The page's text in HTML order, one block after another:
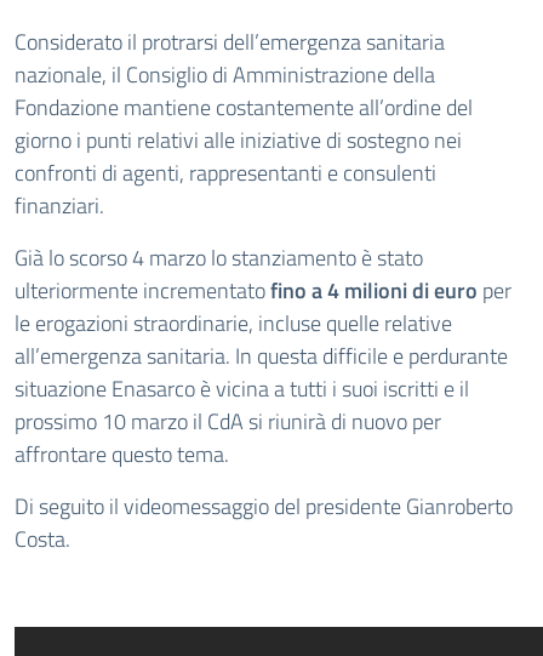
Considerato il protrarsi dell’emergenza sanitaria
nazionale, il Consiglio di Amministrazione della
Fondazione mantiene costantemente all’ordine del
giorno i punti relativi alle iniziative di sostegno nei
confronti di agenti, rappresentanti e consulenti
finanziari.
Già lo scorso 4 marzo lo stanziamento è stato
ulteriormente incrementatofino a 4 milioni di euro per
le erogazioni straordinarie, incluse quelle relative
all’emergenza sanitaria. In questa difficile e perdurante
situazione Enasarco è vicina a tutti i suoi iscritti e il
prossimo 10 marzo il CdA si riunirà di nuovo per
affrontare questo tema.
Di seguito il videomessaggio del presidente Gianroberto
Costa.